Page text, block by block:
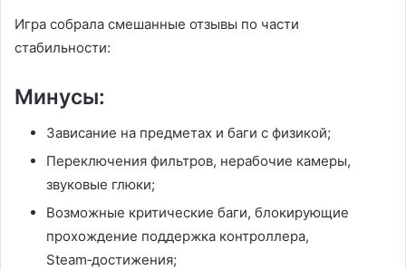
Игра собрала смешанные отзывы по части
стабильности:
Минусы:
Зависание на предметах и баги с физикой;
Переключения фильтров, нерабочие камеры,
звуковые глюки;
Возможные критические баги, блокирующие
прохождение поддержка контроллера,
Steam‑достижения;